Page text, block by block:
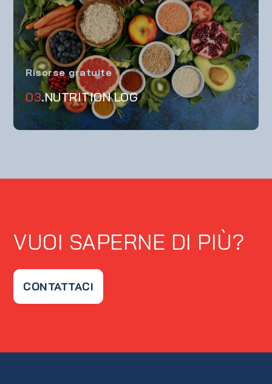
Risorse gratuite
03.NUTRITION LOG
VUOI SAPERNE DI PIÙ?
CONTATTACI